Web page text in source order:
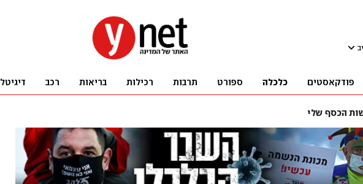
פודקאסטים כלכלה ספורט תרבות רכילות בריאות רכב דיגיטל
הכסף שלי